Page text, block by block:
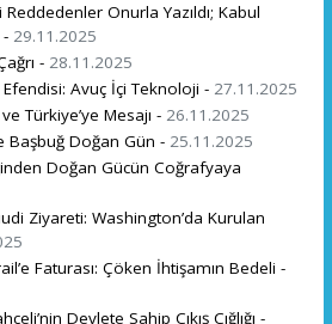
Reddedenler Onurla Yazıldı; Kabul
29.11.2025
- 28.11.2025
Avuç İçi Teknoloji - 27.11.2025
Türkiye’ye Mesajı - 26.11.2025
Başbuğ Doğan Gün - 25.11.2025
Doğan Gücün Coğrafyaya
Ziyareti: Washington’da Kurulan
Faturası: Çöken İhtişamın Bedeli -
Devlete Sahip Çıkış Çığlığı -